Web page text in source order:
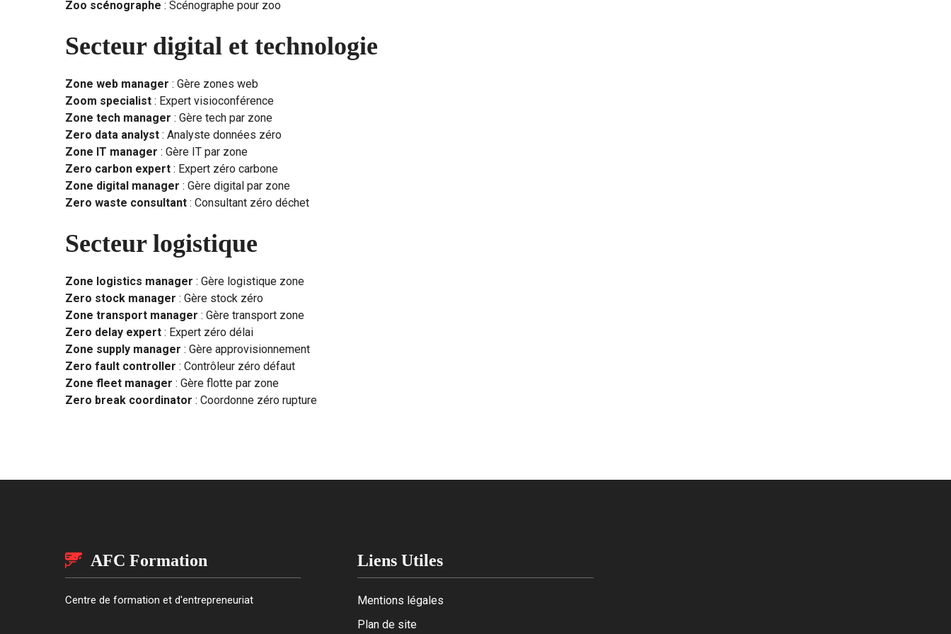
Zoo scénographe : Scénographe pour zoo
Secteur digital et technologie
Zone web manager : Gère zones web
Zoom specialist : Expert visioconférence
Zone tech manager : Gère tech par zone
Zero data analyst : Analyste données zéro
Zone IT manager : Gère IT par zone
Zero carbon expert : Expert zéro carbone
Zone digital manager : Gère digital par zone
Zero waste consultant : Consultant zéro déchet
Secteur logistique
Zone logistics manager : Gère logistique zone
Zero stock manager : Gère stock zéro
Zone transport manager : Gère transport zone
Zero delay expert : Expert zéro délai
Zone supply manager : Gère approvisionnement
Zero fault controller : Contrôleur zéro défaut
Zone fleet manager : Gère flotte par zone
Zero break coordinator : Coordonne zéro rupture
AFC Formation
Centre de formation et d'entrepreneuriat
Liens Utiles
Mentions légales
Plan de site